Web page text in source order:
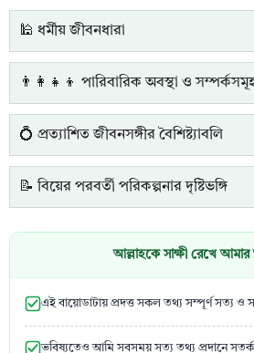
🕌 ধর্মীয় জীবনধারা
👨‍👩‍👧‍👦 পারিবারিক অবস্থা ও
💍 প্রত্যাশিত জীবনসঙ্গীর বৈশিষ্ট্যাবলি
📝 বিয়ের পরবর্তী পরিকল্পনার দৃষ্টিভঙ্গি
আল্লাহকে সাক্ষী রেখে আমার
এই বায়োডাটায় প্রদত্ত সকল তথ্য সম্পূর্ণ সত্য ও
ভবিষ্যতেও আমি সবসময় সত্য তথ্য প্রদানে